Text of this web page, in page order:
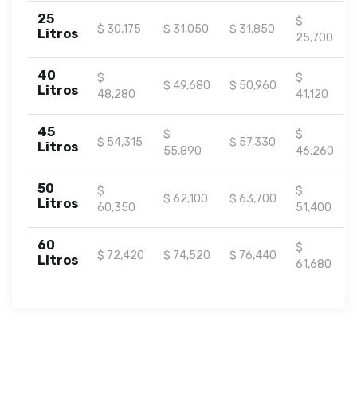
25
Litros
$ 30,175 $ 31,050 $ 31,850
$
25,700
40
Litros
$
48,280
$ 49,680 $ 50,960
$
41,120
45
Litros
$ 54,315
$
55,890
$ 57,330
$
46,260
50
Litros
$
60,350
$ 62,100 $ 63,700
$
51,400
60
Litros
$ 72,420 $ 74,520 $ 76,440
$
61,680